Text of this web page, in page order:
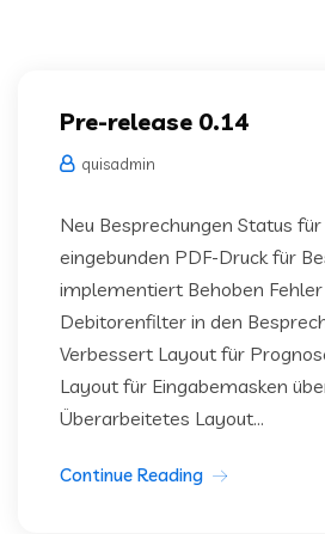
Pre-release 0.14
quisadmin
Neu Besprechungen Status
eingebunden PDF-Druck für
implementiert Behoben Fehler
Debitorenfilter in den
Verbessert Layout für
Layout für Eingabemasken
Überarbeitetes Layout...
Continue Reading